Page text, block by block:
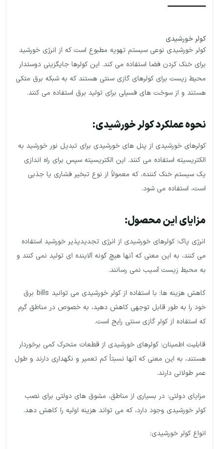
کولر خورشیدی
کولر خورشیدی نوعی سیستم تهویه مطبوع است که از انرژی خورشید
برای خنک کردن فضا استفاده می کند. این کولرها جایگزینی دوستدار
محیط زیست برای کولرهای گازی سنتی هستند که به شبکه برق متکی
هستند و از سوخت های فسیلی برای تولید برق استفاده می کنند.
نحوه عملکرد کولر خورشیدی:
کولرهای خورشیدی از پنل های خورشیدی برای تبدیل نور خورشید به
الکتریسیته استفاده می کنند. این الکتریسیته سپس برای راه اندازی
یک سیستم خنک کننده، که معمولاً از نوع تبخیر فشاری یا جذبی
است، استفاده می شود.
مزایای این محصول:
انرژی پاک: کولرهای خورشیدی از انرژی تجدیدپذیر خورشید استفاده
می کنند، به این معنی که آنها هیچ گونه آلاینده ای تولید نمی کنند و
به محیط زیست آسیب نمی رسانند.
کاهش هزینه ها: با استفاده از کولر خورشیدی می توانید bills برق
خود را به طور قابل توجهی کاهش دهید، به خصوص در مناطق گرم
که استفاده از کولر گازی سنتی رایج است.
قابلیت اطمینان: کولرهای خورشیدی از قطعات متحرک کمی برخوردار
هستند، به این معنی که آنها نسبتاً کم تعمیر و نگهداری دارند و طول
عمر طولانی دارند.
مزایای دولتی: در بسیاری از مناطق، مشوق های دولتی برای نصب
کولر خورشیدی وجود دارد، که می تواند هزینه اولیه را کاهش دهد.
انواع کولر خورشیدی: